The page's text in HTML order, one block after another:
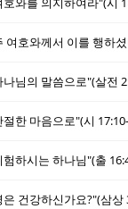
님의 말씀으로"(살전
한 마음으로"(시
하시는 하나님"(출
건강하신가요?"(삼